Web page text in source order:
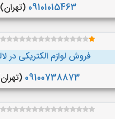
09101015463 (تهران)
فروش لوازم الکتریکی در
09100738873